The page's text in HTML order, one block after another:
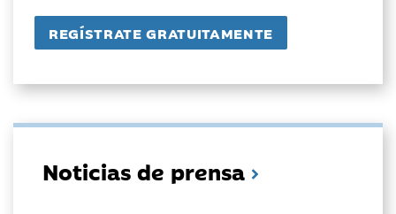
Noticias de prensa